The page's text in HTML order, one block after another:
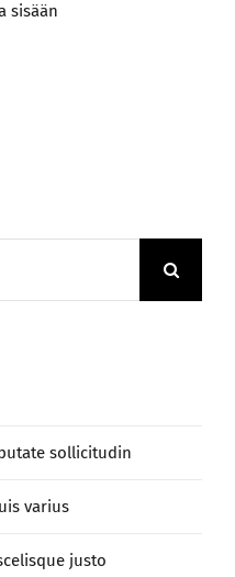
sisään
sollicitudin
varius
justo